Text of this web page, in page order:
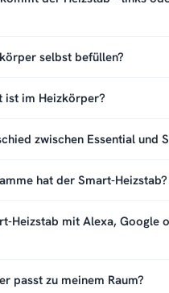
selbst befüllen?
ist im Heizkörper?
zwischen Essential und
hat der Smart-Heizstab?
Heizstab mit Alexa, Google
passt zu meinem Raum?